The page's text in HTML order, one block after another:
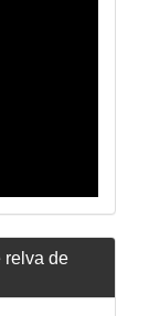
relva de